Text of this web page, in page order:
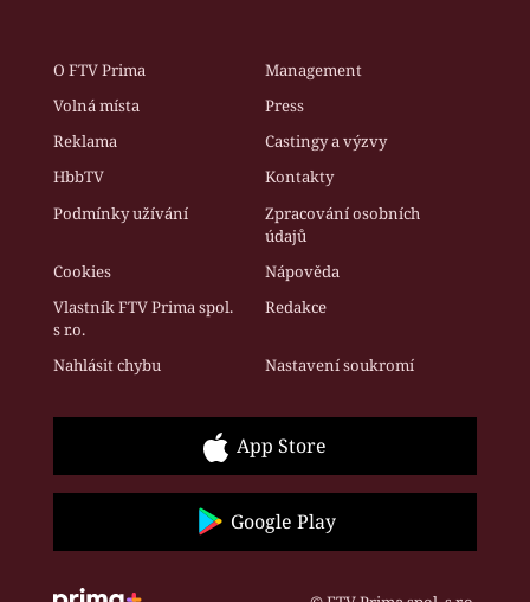
O FTV Prima
Management
Volná místa
Press
Reklama
Castingy a výzvy
HbbTV
Kontakty
Podmínky užívání
Zpracování osobních
údajů
Cookies
Nápověda
Vlastník FTV Prima spol.
s r.o.
Redakce
Nahlásit chybu Nastavení soukromí
App Store
Google Play